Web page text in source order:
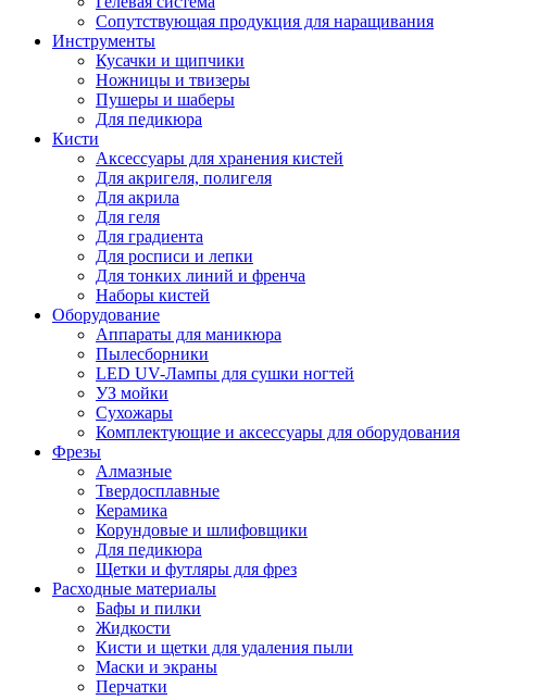
Сопутствующая продукция для наращивания
Инструменты
Кусачки и щипчики
Ножницы и твизеры
Пушеры и шаберы
Для педикюра
Кисти
Аксессуары для хранения кистей
Для акригеля, полигеля
Для акрила
Для геля
Для градиента
Для росписи и лепки
Для тонких линий и френча
Наборы кистей
Оборудование
Аппараты для маникюра
Пылесборники
LED UV-Лампы для сушки ногтей
УЗ мойки
Сухожары
Комплектующие и аксессуары для оборудования
Фрезы
Алмазные
Твердосплавные
Керамика
Корундовые и шлифовщики
Для педикюра
Щетки и футляры для фрез
Расходные материалы
Бафы и пилки
Жидкости
Кисти и щетки для удаления пыли
Маски и экраны
Перчатки